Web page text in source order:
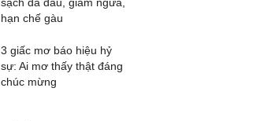
hạn chế gàu
3 giấc mơ báo hiệu hỷ
sự: Ai mơ thấy thật đáng
chúc mừng